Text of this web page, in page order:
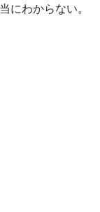
にわからない。